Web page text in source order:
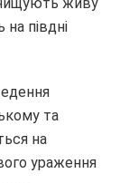
півдні
та
на
ураження